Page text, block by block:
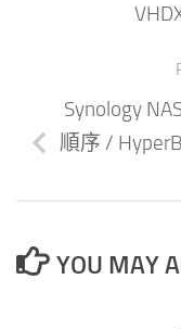
Synology
順序 /
YOU MAY